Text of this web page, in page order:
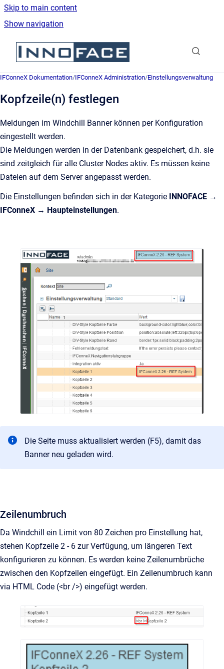
Skip to main content
Show navigation
Go to homepage
IFConneX Dokumentation/IFConneX Administration/Einstellungsverwaltung
Kopfzeile(n) festlegen
Meldungen im Windchill Banner können per Konfiguration
eingestellt werden.
Die Meldungen werden in der Datenbank gespeichert, d.h. sie
sind zeitgleich für alle Cluster Nodes aktiv. Es müssen keine
Dateien auf dem Server angepasst werden.
Die Einstellungen befinden sich in der Kategorie INNOFACE →
IFConneX → Haupteinstellungen.
Die Seite muss aktualisiert werden (F5), damit das
Banner neu geladen wird.
Zeilenumbruch
Da Windchill ein Limit von 80 Zeichen pro Einstellung hat,
stehen Kopfzeile 2 - 6 zur Verfügung, um längeren Text
konfigurieren zu können. Es werden keine Zeilenumbrüche
zwischen den Kopfzeilen eingefügt. Ein Zeilenumbruch kann
via HTML Code (<br />) eingefügt werden.